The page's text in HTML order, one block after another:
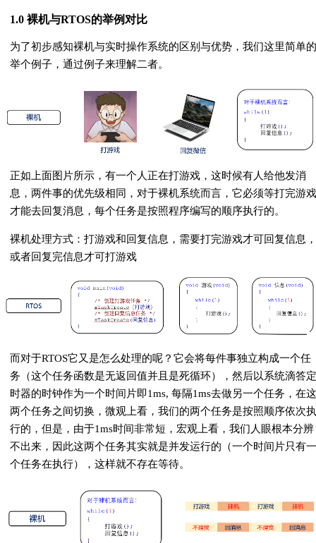
1.0 裸机与RTOS的举例对比
为了初步感知裸机与实时操作系统的区别与优势，我们这里简单的
举个例子，通过例子来理解二者。
正如上面图片所示，有一个人正在打游戏，这时候有人给他发消
息，两件事的优先级相同，对于裸机系统而言，它必须等打完游戏
才能去回复消息，每个任务是按照程序编写的顺序执行的。
裸机处理方式：打游戏和回复信息，需要打完游戏才可回复信息，
或者回复完信息才可打游戏
而对于RTOS它又是怎么处理的呢？它会将每件事独立构成一个任
务（这个任务函数是无返回值并且是死循环），然后以系统滴答定
时器的时钟作为一个时间片即1ms, 每隔1ms去做另一个任务，在这
两个任务之间切换，微观上看，我们的两个任务是按照顺序依次执
行的，但是，由于1ms时间非常短，宏观上看，我们人眼根本分辨
不出来，因此这两个任务其实就是并发运行的（一个时间片只有一
个任务在执行），这样就不存在等待。